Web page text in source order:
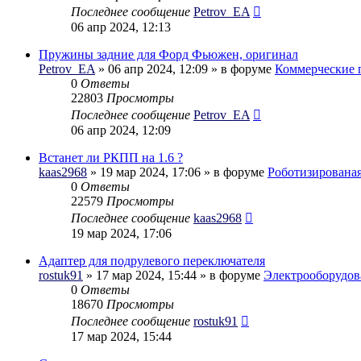
Последнее сообщение Petrov_EA
06 апр 2024, 12:13
Пружины задние для Форд Фьюжен, оригинал
Petrov_EA » 06 апр 2024, 12:09 » в форуме Коммерческие
0 Ответы
22803 Просмотры
Последнее сообщение Petrov_EA
06 апр 2024, 12:09
Встанет ли РКПП на 1.6 ?
kaas2968 » 19 мар 2024, 17:06 » в форуме
0 Ответы
22579 Просмотры
Последнее сообщение kaas2968
19 мар 2024, 17:06
Адаптер для подрулевого переключателя
rostuk91 » 17 мар 2024, 15:44 » в форуме
0 Ответы
18670 Просмотры
Последнее сообщение rostuk91
17 мар 2024, 15:44